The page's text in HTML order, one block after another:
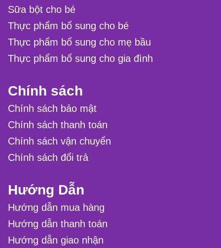
Sữa bột cho bé
Thực phẩm bổ sung cho bé
Thực phẩm bổ sung cho mẹ bầu
Thực phẩm bổ sung cho gia đình
Chính sách
Chính sách bảo mật
Chính sách thanh toán
Chính sách vận chuyển
Chính sách đổi trả
Hướng Dẫn
Hướng dẫn mua hàng
Hướng dẫn thanh toán
Hướng dẫn giao nhận